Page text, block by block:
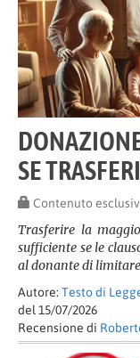
SE
Contenuto
Trasferire la
sufficiente se le
al donante di
Autore: Testo di
del 15/07/2026
Recensione di